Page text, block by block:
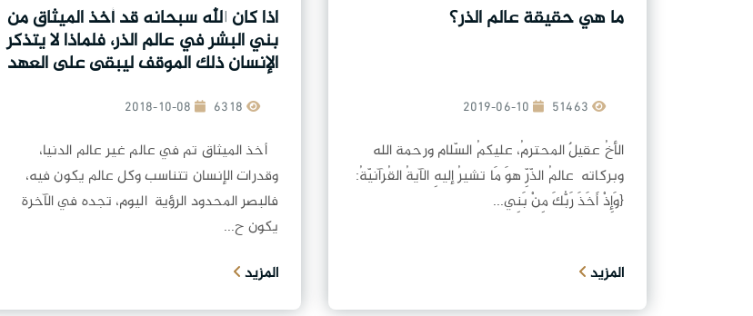
ما هي حقيقة عالم الذر؟
2019-06-10
الأخُ عقيلٌ المحترمُ، عليكمُ السّلام ورحمة الله
وبركاته عالمُ الذّرِّ هوَ مَا تشيرُ إليهِ الآيةُ القُرآنيّةُ:
{وَإِذْ أَخَذَ رَبُّكَ مِنْ بَنِي...
المزيد
اذا كان الله سبحانه قد أخذ الميثاق من
بني البشر في عالم الذر، فلماذا لا يتذكر
الإنسان ذلك الموقف ليبقى على العهد
2018-10-08
أخذ الميثاق تم في عالم غير عالم الدنيا،
وقدرات الإنسان تتناسب وكل عالم يكون فيه،
فالبصر المحدود الرؤية اليوم، تجده في الآخرة
يكون ح...
المزيد